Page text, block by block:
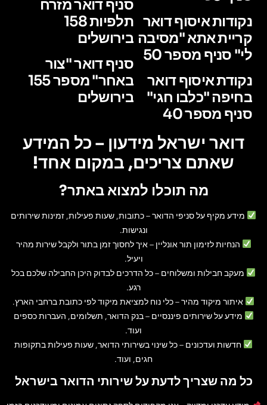
נקודות איסוף דואר
קריית אתא "מסיבה
לי" סניף מספר 50
נקודת איסוף דואר
בחיפה "כלבו חגי"
סניף מספר 40
סניף דואר מזרח
תלפיות 158
בירושלים
סניף דואר "צור
באחר" מספר 155
בירושלים
דואר ישראל מידעון – כל המידע
שאתם צריכים, במקום אחד!
מה תוכלו למצוא באתר?
מידע מקיף על סניפי הדואר– כתובות, שעות פעילות, זמינות שירותים
ונגישות.
הנחיות לזימון תור אונליין – איך לחסוך זמן בתור ולקבל שירות מהיר
ויעיל.
מעקב חבילות ומשלוחים – כל הדרכים לבדוק היכן החבילה שלכם בכל
רגע.
איתור מיקוד מהיר– כלי נוח למציאת מיקוד לפי כתובת ברחבי הארץ.
מידע על שירותים פיננסיים – בנק הדואר, תשלומים, העברות כספים
ועוד.
חדשות ועדכונים – כל שינוי בשירותי הדואר, שעות פעילות בתקופות
חגים, ועוד.
כל מה שצריך לדעת על שירותי הדואר בישראל